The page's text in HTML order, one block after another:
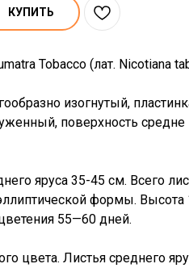
КУПИТЬ
Tobacco (лат. Nicotiana
изогнутый,
поверхность средне
яруса 35-45 см. Всего
формы.
55—60 дней.
цвета. Листья среднего